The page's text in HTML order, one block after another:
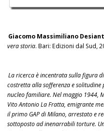
Giacomo Massimiliano
vera storia. Bari: Edizioni dal Sud,
La ricerca è incentrata sulla figura
costretta alla sofferenza e solitudine
nucleo familiare. Nel maggio 1944,
Vito Antonio La Fratta, emigrante
il primo GAP di Milano, arrestato e
sottoposto ad inenarrabili torture.